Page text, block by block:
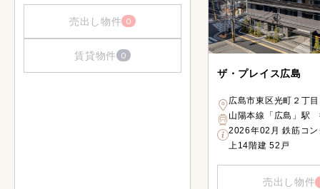
売出し物件 0
賃貸物件 0
ザ・プレイス広島
広島市東区光町２丁目
山陽本線「広島」駅
2026年02月 鉄筋コ
上14階建 52戸
売出し物件